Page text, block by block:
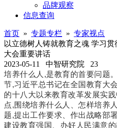
品牌观察
信息查询
首页 » 专题专栏 » 专家视点
以立德树人铸就教育之魂 学习
大会重要讲话
2023-05-11 中智研究院 23
培养什么人,是教育的首要问题
节,习近平总书记在全国教育大
的十八大以来教育改革发展实
点,围绕培养什么人、怎样培养
题,提出工作要求、作出战略部
建设教育强国、办好人民满意的